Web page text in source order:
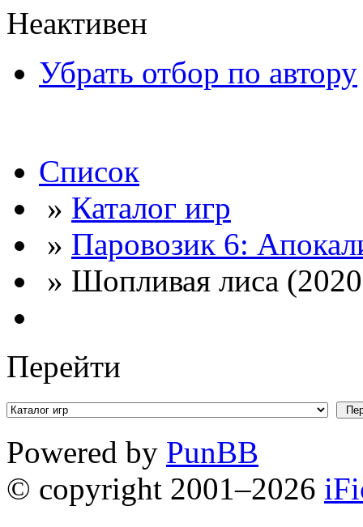
Неактивен
Убрать отбор по автору
Список
» Каталог игр
» Паровозик 6:
» Шопливая лиса
Перейти
Powered by PunBB
© copyright 2001–2026